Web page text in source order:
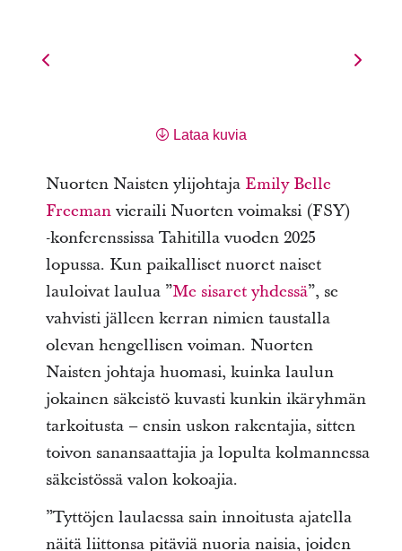
Lataa kuvia
Nuorten Naisten ylijohtaja Emily Belle
Freemanvieraili Nuorten voimaksi (FSY)
‑konferenssissa Tahitilla vuoden 2025
lopussa. Kun paikalliset nuoret naiset
lauloivat laulua ”Me sisaret yhdessä”, se
vahvisti jälleen kerran nimien taustalla
olevan hengellisen voiman. Nuorten
Naisten johtaja huomasi, kuinka laulun
jokainen säkeistö kuvasti kunkin ikäryhmän
tarkoitusta – ensin uskon rakentajia, sitten
toivon sanansaattajia ja lopulta kolmannessa
säkeistössä valon kokoajia.
”Tyttöjen laulaessa sain innoitusta ajatella
näitä liittonsa pitäviä nuoria naisia, joiden